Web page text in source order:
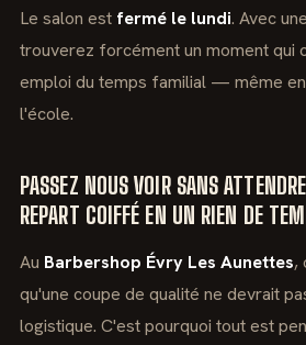
Le salon est fermé le lundi. Avec
trouverez forcément un moment qui
emploi du temps familial — même
l'école.
PASSEZ NOUS VOIR SANS
REPART COIFFÉ EN UN RIEN DE
Au Barbershop Évry Les Aunettes,
qu'une coupe de qualité ne devrait
logistique. C'est pourquoi tout est